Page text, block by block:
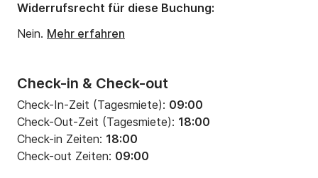
Check-in & Check-out
Check-In-Zeit (Tagesmiete): 09:00
Check-Out-Zeit (Tagesmiete): 18:00
Check-in Zeiten: 18:00
Check-out Zeiten: 09:00
Widerrufsrecht für diese Buchung:
Nein. Mehr erfahren